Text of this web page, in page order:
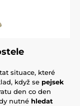
situace, které
když se pejsek
den co den
nutné hledat